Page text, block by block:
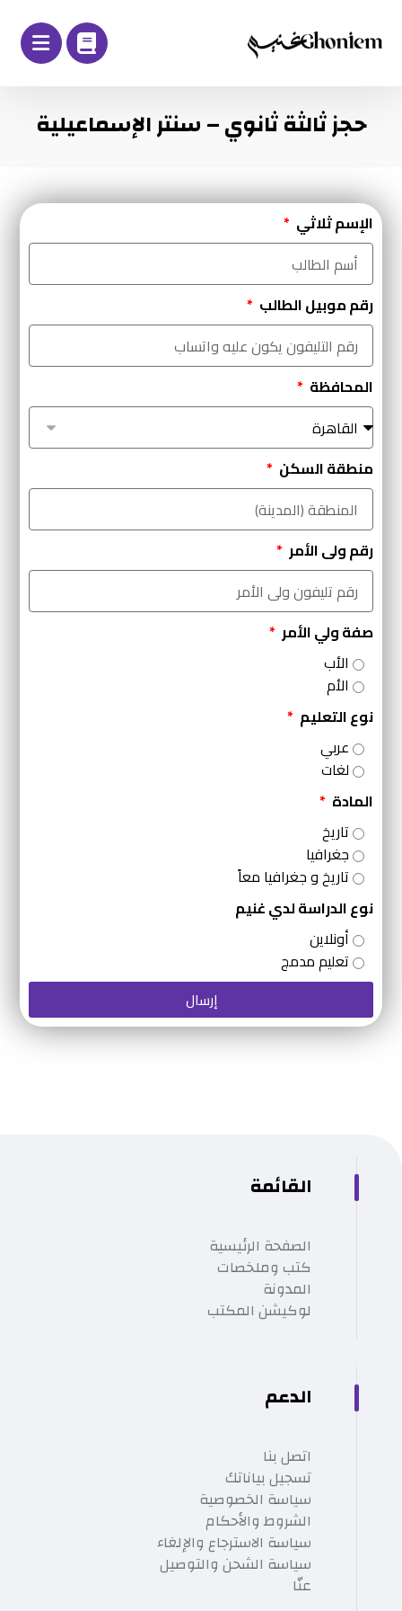
حجز ثالثة ثانوي – سنتر الإسماعيلية
الإسم ثلاثي
رقم موبيل الطالب
المحافظة
منطقة السكن
رقم ولى الأمر
صفة ولي الأمر
الأب
الأم
نوع التعليم
عربي
لغات
المادة
تاريخ
جغرافيا
تاريخ و جغرافيا معاً
نوع الدراسة لدي غنيم
أونلاين
تعليم مدمج
إرسال
القائمة
الصفحة الرئيسية
كتب وملخصات
المدونة
لوكيشن المكتب
الدعم
اتصل بنا
تسجيل بياناتك
سياسة الخصوصية
الشروط والأحكام
سياسة الاسترجاع والإلغاء
سياسة الشحن والتوصيل
عنّا